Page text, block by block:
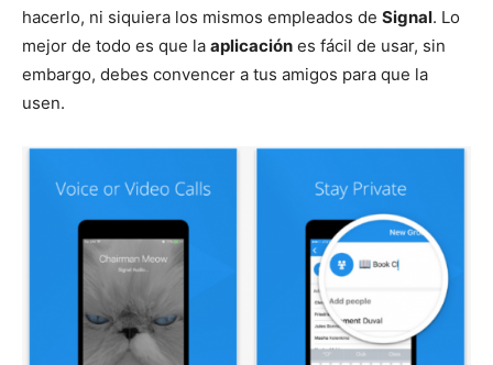
hacerlo, ni siquiera los mismos empleados de Signal. Lo
mejor de todo es que la aplicación es fácil de usar, sin
embargo, debes convencer a tus amigos para que la
usen.